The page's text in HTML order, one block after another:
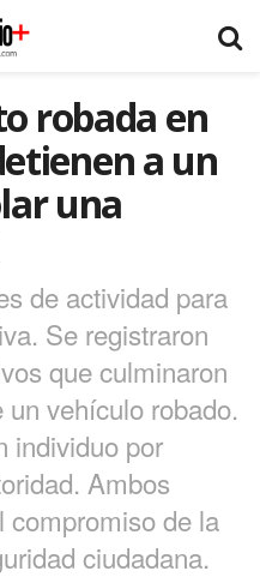
robada en
a un
una
de actividad para
Se registraron
que culminaron
vehículo robado.
individuo por
Ambos
compromiso de la
ciudadana.